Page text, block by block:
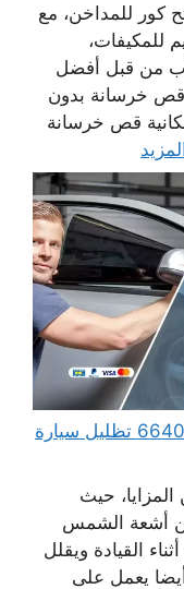
كور للمداخن، مع
للمكيفات،
من قبل أفضل
قص خرسانة بدون
قص خرسانة
تظليل سيارات متنقل الكويت 66400552 تظليل سيارة
حيث
أشعة الشمس
القيادة ويقلل
يعمل على